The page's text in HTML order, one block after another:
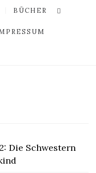
BÜCHER
Die Schwestern